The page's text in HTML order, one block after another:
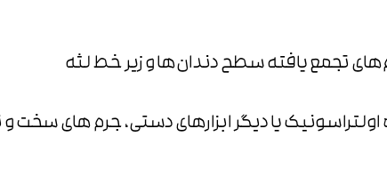
تجمع یافته سطح دندان‌ها و زیر خط لثه
اولتراسونیک یا دیگر ابزارهای دستی، جرم های